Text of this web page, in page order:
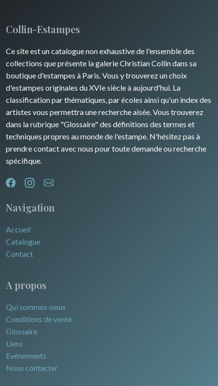
Collin-Estampes
Ce site est un catalogue non exhaustive de l'ensemble des
collections que présente la galerie Christian Collin dans sa
boutique d'estampes à Paris. Vous y trouverez un choix
d'estampes originales du XVIe siècle à aujourd'hui. La
classification par thématiques, par écoles ainsi qu'un index des
artistes vous permettra une recherche aisée. Vous trouverez
dans la rubrique "Glossaire" des définitions des termes et
techniques propres au monde de l'estampe. N'hésitez pas à
prendre contact avec nous pour toute demande ou recherche
spécifique.
Navigation
Accueil
Catalogue
Contact
A propos
Qui sommes-nous
Conditions de vente
Glossaire
Liens
Evénements
Nous contacter